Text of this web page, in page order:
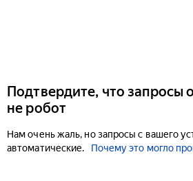
Подтвердите, что запросы
не робот
Нам очень жаль, но запросы с вашего
автоматические.
Почему это могло